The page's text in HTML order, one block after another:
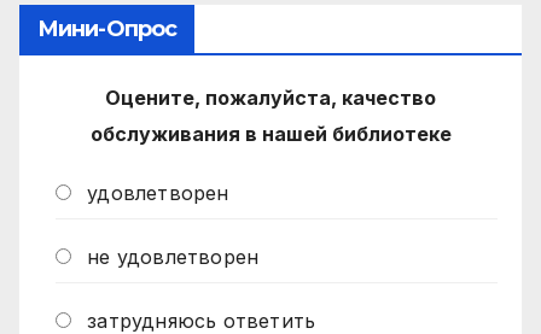
Мини-Опрос
Оцените, пожалуйста, качество
обслуживания в нашей библиотеке
удовлетворен
не удовлетворен
затрудняюсь ответить